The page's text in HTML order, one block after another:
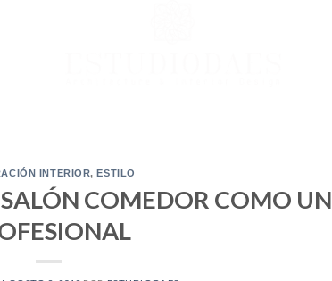
INTERIOR,ESTILO
COMEDOR COMO UN